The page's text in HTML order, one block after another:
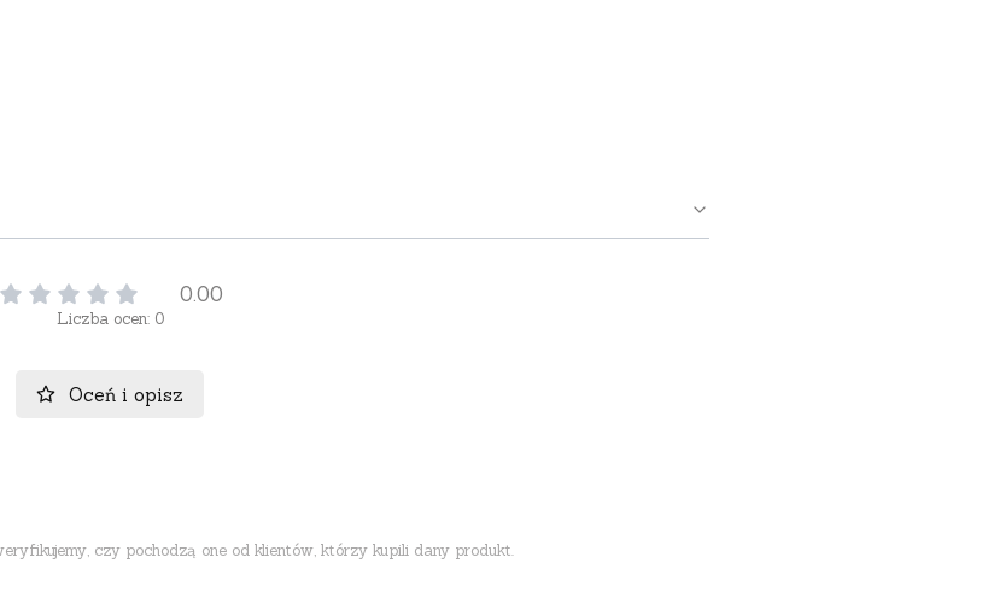
0.00
Liczba ocen: 0
Oceń i opisz
czy pochodzą one od klientów, którzy kupili dany produkt.